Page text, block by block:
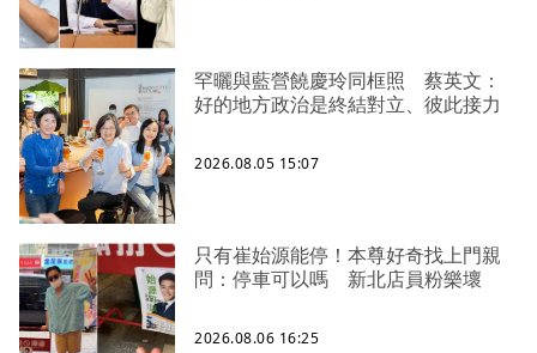
罕曬與藍營饒慶玲同框照 蔡英文：
好的地方政治是終結對立、彼此接力
2026.08.05 15:07
只有崔始源能停！本尊好奇找上門親
問：停車可以嗎 新北店員粉樂壞
2026.08.06 16:25